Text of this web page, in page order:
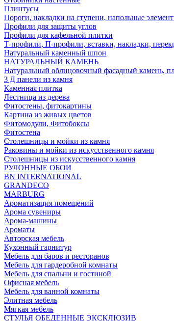
Плинтусы
Пороги, накладки на ступени, напольные
Профили для защиты углов
Профили для кафельной плитки
Т-профили, П-профили, вставки, накладки,
Натуральный каменный шпон
НАТУРАЛЬНЫЙ КАМЕНЬ
Натуральный облицовочный фасадный камень,
3 Д панели из камня
Каменная плитка
Лестница из дерева
Фитостены, фитокартины
Картина из живых цветов
Фитомодули, Фитобоксы
Фитостена
Столешницы и мойки из камня
Раковины и мойки из искусственного камня
Столешницы из искусственного камня
РУЛОННЫЕ ОБОИ
BN INTERNATIONAL
GRANDECO
MARBURG
Ароматизация помещений
Арома сувениры
Арома-машины
Ароматы
Авторская мебель
Кухонный гарнитур
Мебель для баров и ресторанов
Мебель для гардеробной комнаты
Мебель для спальни и гостиной
Офисная мебель
Мебель для ванной комнаты
Элитная мебель
Мягкая мебель
СТУЛЬЯ ОБЕДЕННЫЕ ЭКСКЛЮЗИВ